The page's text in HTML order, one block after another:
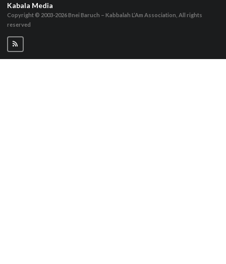
Kabala Media
Copyright © 2003-2026Bnei Baruch – Kabbalah L’Am Association, All rights
reserved